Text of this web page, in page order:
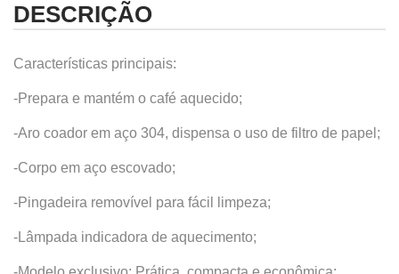
DESCRIÇÃO
Características principais:
-Prepara e mantém o café aquecido;
-Aro coador em aço 304, dispensa o uso de filtro de papel;
-Corpo em aço escovado;
-Pingadeira removível para fácil limpeza;
-Lâmpada indicadora de aquecimento;